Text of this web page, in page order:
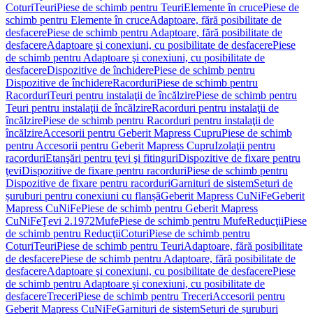
CoturiTeuriPiese de schimb pentru TeuriElemente în crucePiese de
schimb pentru Elemente în cruceAdaptoare, fără posibilitate de
desfacerePiese de schimb pentru Adaptoare, fără posibilitate de
desfacereAdaptoare şi conexiuni, cu posibilitate de desfacerePiese
de schimb pentru Adaptoare şi conexiuni, cu posibilitate de
desfacereDispozitive de închiderePiese de schimb pentru
Dispozitive de închidereRacorduriPiese de schimb pentru
RacorduriTeuri pentru instalaţii de încălzirePiese de schimb pentru
Teuri pentru instalaţii de încălzireRacorduri pentru instalaţii de
încălzirePiese de schimb pentru Racorduri pentru instalaţii de
încălzireAccesorii pentru Geberit Mapress CupruPiese de schimb
pentru Accesorii pentru Geberit Mapress CupruIzolaţii pentru
racorduriEtanşări pentru ţevi şi fitinguriDispozitive de fixare pentru
ţeviDispozitive de fixare pentru racorduriPiese de schimb pentru
Dispozitive de fixare pentru racorduriGarnituri de sistemSeturi de
șuruburi pentru conexiuni cu flanșăGeberit Mapress CuNiFeGeberit
Mapress CuNiFePiese de schimb pentru Geberit Mapress
CuNiFeŢevi 2.1972MufePiese de schimb pentru MufeReducţiiPiese
de schimb pentru ReducţiiCoturiPiese de schimb pentru
CoturiTeuriPiese de schimb pentru TeuriAdaptoare, fără posibilitate
de desfacerePiese de schimb pentru Adaptoare, fără posibilitate de
desfacereAdaptoare şi conexiuni, cu posibilitate de desfacerePiese
de schimb pentru Adaptoare şi conexiuni, cu posibilitate de
desfacereTreceriPiese de schimb pentru TreceriAccesorii pentru
Geberit Mapress CuNiFeGarnituri de sistemSeturi de șuruburi